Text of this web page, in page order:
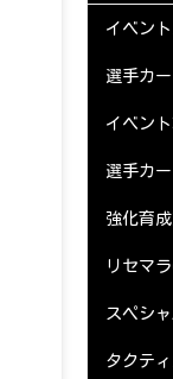
イベン
選手カ
イベン
選手カ
強化育
リセマ
スペシ
タクテ